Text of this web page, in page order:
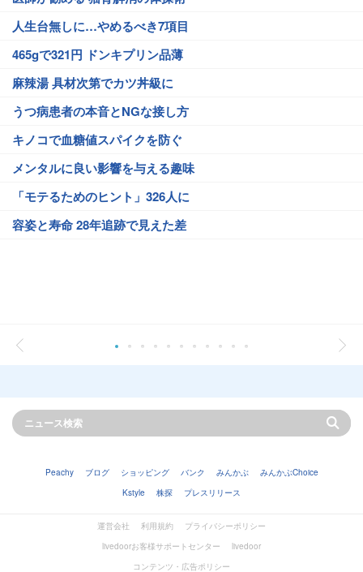
人生台無しに…やめるべき7項目
465gで321円 ドンキプリン品薄
麻辣湯 具材次第でカツ丼級に
うつ病患者の本音とNGな接し方
キノコで血糖値スパイクを防ぐ
メンタルに良い影響を与える趣味
「モテるためのヒント」326人に
容姿と寿命 28年追跡で見えた差
Peachy ブログ ショッピング バンク みんかぶ
みんかぶChoice
Kstyle
株探 プレスリリース
運営会社 利用規約
プライバシーポリシー
livedoorお客様サポートセンター
livedoor
コンテンツ・広告ポリシー